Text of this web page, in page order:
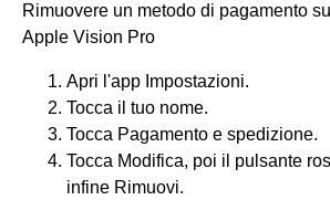
Rimuovere un metodo di pagamento
Apple Vision Pro
Apri l'app Impostazioni.
Tocca il tuo nome.
Tocca Pagamento e spedizione.
Tocca Modifica, poi il pulsante
infine Rimuovi.